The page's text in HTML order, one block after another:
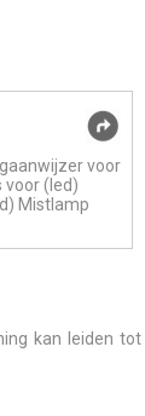
voor
voor (led)
Mistlamp
kan leiden tot